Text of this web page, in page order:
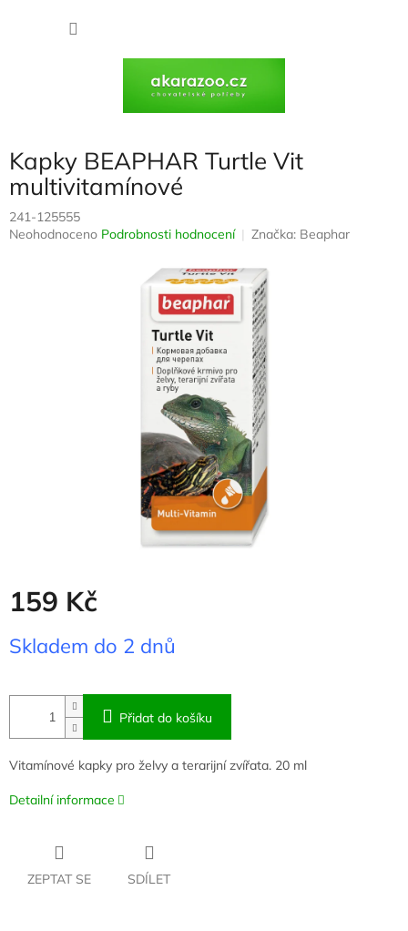
Kapky BEAPHAR Turtle Vit
multivitamínové
241-125555
Průměrné
Neohodnoceno Podrobnosti hodnocení Značka: Beaphar
159 Kč
cena:
Skladem do 2 dnů
Přidat do košíku
Vitamínové kapky pro želvy a terarijní zvířata. 20 ml
Detailní informace
ZEPTAT SE SDÍLET